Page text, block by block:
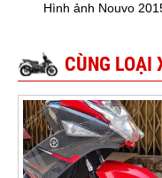
Hình ảnh Nouvo
CÙNG LOẠI